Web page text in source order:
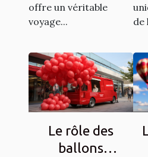
offre un véritable
voyage...
de
Le rôle des
ballons